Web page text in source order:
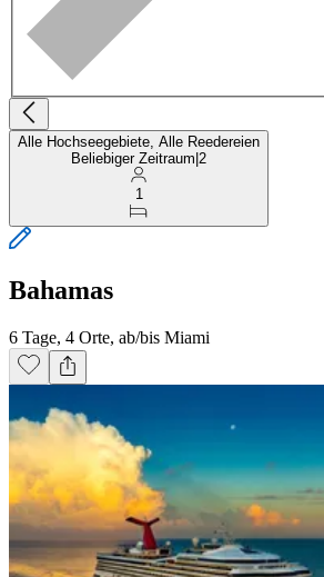
Alle Hochseegebiete, Alle Reedereien
Beliebiger Zeitraum 2
1
Bahamas
6 Tage, 4 Orte, ab/bis Miami